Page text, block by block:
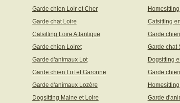
Garde chien Loir et Cher
Garde chat Loire Catsitting
Catsitting Loire Atlantique Garde
Garde chien Loiret Garde chat
Garde d'animaux Lot Dogsitting
Garde chien Lot et Garonne Garde
Garde d'animaux Lozère
Dogsitting Maine et Loire
Garde